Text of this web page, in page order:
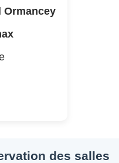
Ormancey
des salles